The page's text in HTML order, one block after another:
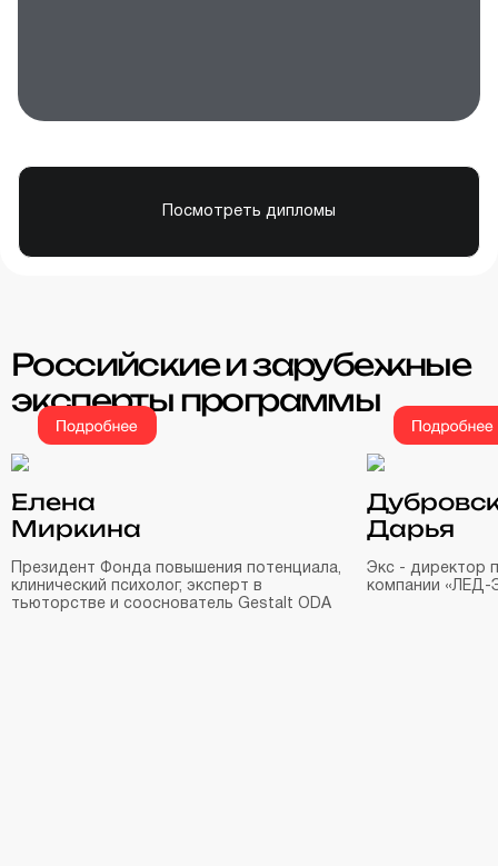
Посмотреть дипломы
Российские и зарубежные
эксперты программы
Елена
Миркина
Президент Фонда повышения потенциала,
клинический психолог, эксперт в
тьюторстве и сооснователь Gestalt ODA
Дарья
Экс - директор
компании «ЛЕД-